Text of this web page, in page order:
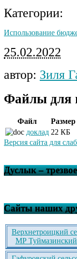
Категории:
Использование
25.02.2022
автор: Зиля
Файлы для
Файл
доклад 22 КБ
Версия сайта для
Дуслык –
Сайты наших
Верхнетроицкий
МР